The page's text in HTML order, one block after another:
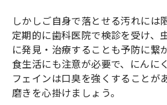
しかしご自身で落とせる汚れには
定期的に歯科医院で検診を受け、
に発見・治療することも予防に繋
食生活にも注意が必要で、にんに
フェインは口臭を強くすることが
磨きを心掛けましょう。